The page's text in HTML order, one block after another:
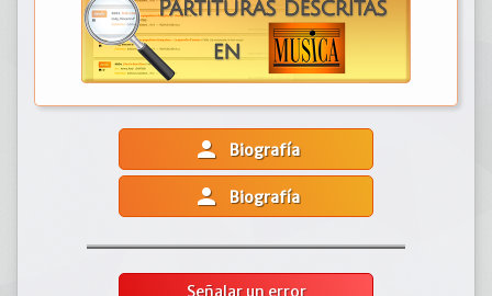
person Biografía
person Biografía
Señalar un error